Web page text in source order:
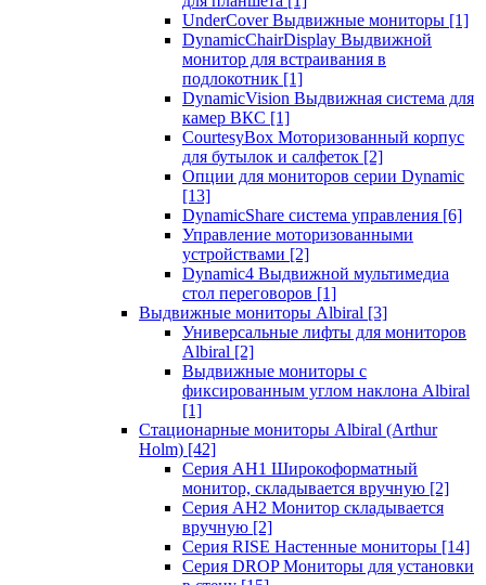
UnderCover Выдвижные мониторы [1]
DynamicChairDisplay Выдвижной
монитор для встраивания в
подлокотник [1]
DynamicVision Выдвижная система для
камер ВКС [1]
CourtesyBox Моторизованный корпус
для бутылок и салфеток [2]
Опции для мониторов серии Dynamic
[13]
DynamicShare система управления [6]
Управление моторизованными
устройствами [2]
Dynamic4 Выдвижной мультимедиа
стол переговоров [1]
Выдвижные мониторы Albiral [3]
Универсальные лифты для мониторов
Albiral [2]
Выдвижные мониторы с
фиксированным углом наклона Albiral
[1]
Стационарные мониторы Albiral (Arthur
Holm) [42]
Серия AH1 Широкоформатный
монитор, складывается вручную [2]
Серия AH2 Монитор складывается
вручную [2]
Серия RISE Настенные мониторы [14]
Серия DROP Мониторы для установки